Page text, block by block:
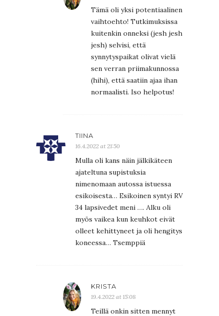
Tämä oli yksi potentiaalinen
vaihtoehto! Tutkimuksissa
kuitenkin onneksi (jesh jesh
jesh) selvisi, että
synnytyspaikat olivat vielä
sen verran priimakunnossa
(hihi), että saatiin ajaa ihan
normaalisti. Iso helpotus!
TIINA
16.4.2022 at 21:50
Mulla oli kans näin jälkikäteen
ajateltuna supistuksia
nimenomaan autossa istuessa
esikoisesta… Esikoinen syntyi RV
34 lapsivedet meni …. Alku oli
myös vaikea kun keuhkot eivät
olleet kehittyneet ja oli hengitys
koneessa… Tsemppiä
KRISTA
19.4.2022 at 15:08
Teillä onkin sitten mennyt